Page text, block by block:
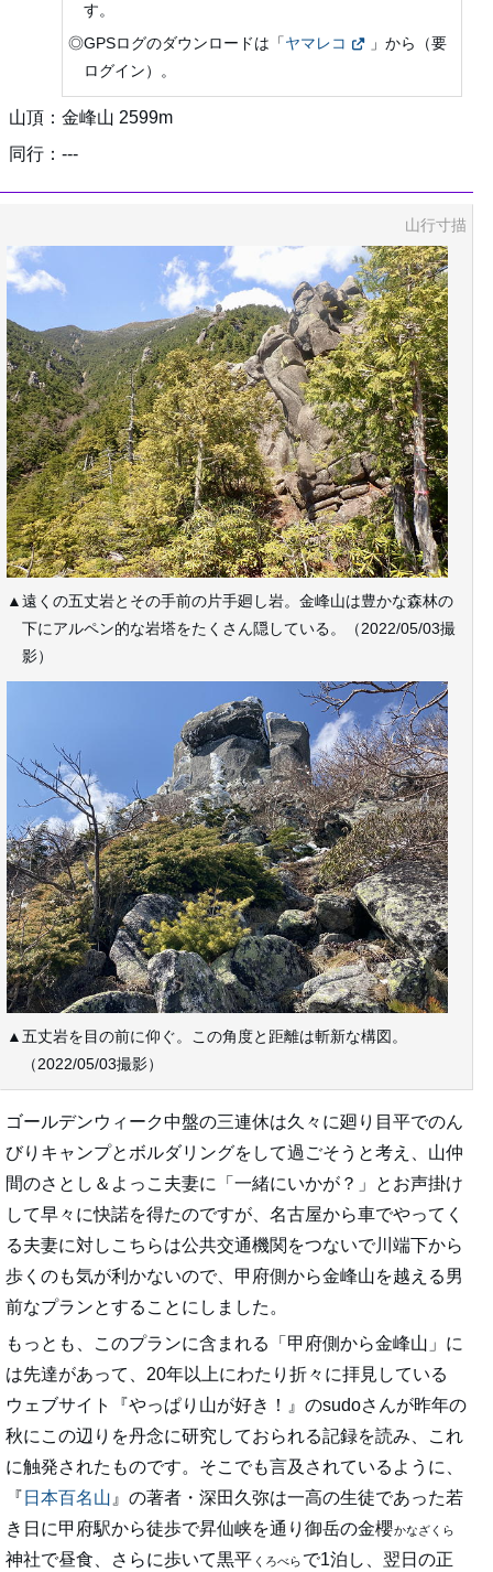
す。
◎GPSログのダウンロードは「ヤマレコ
」から（要
ログイン）。
山頂：金峰山 2599m
同行：---
山行寸描
▲遠くの五丈岩とその手前の片手廻し岩。金峰山は豊かな森林の
下にアルペン的な岩塔をたくさん隠している。（2022/05/03撮
影）
▲五丈岩を目の前に仰ぐ。この角度と距離は斬新な構図。
（2022/05/03撮影）
ゴールデンウィーク中盤の三連休は久々に廻り目平でのん
びりキャンプとボルダリングをして過ごそうと考え、山仲
間のさとし＆よっこ夫妻に「一緒にいかが？」とお声掛け
して早々に快諾を得たのですが、名古屋から車でやってく
る夫妻に対しこちらは公共交通機関をつないで川端下から
歩くのも気が利かないので、甲府側から金峰山を越える男
前なプランとすることにしました。
もっとも、このプランに含まれる「甲府側から金峰山」に
は先達があって、20年以上にわたり折々に拝見している
ウェブサイト『やっぱり山が好き！』のsudoさんが昨年の
秋にこの辺りを丹念に研究しておられる記録を読み、これ
に触発されたものです。そこでも言及されているように、
『 日本百名山 』の著者・深田久弥は一高の生徒であった若
き日に甲府駅から徒歩で昇仙峡を通り御岳の金櫻かなざくら
神社で昼食、さらに歩いて黒平 くろべら で1泊し、翌日の正